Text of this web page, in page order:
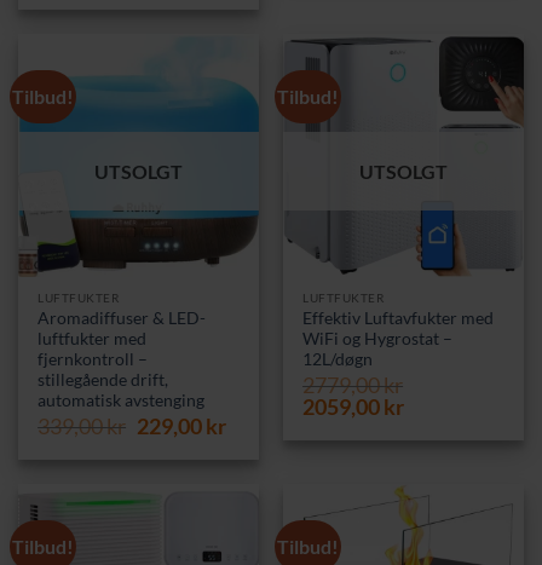
299,00 kr.
Tilbud!
UTSOLGT
LUFTFUKTER
Aromadiffuser & LED-
luftfukter med
fjernkontroll –
stillegående drift,
automatisk avstenging
339,00kr Opprinnelig
229,00krNåværende
Tilbud!
UTSOLGT
LUFTFUKTER
Effektiv Luftavfukter med
WiFi og Hygrostat –
12L/døgn
2779,00kr
Opprinnelig
2059,00krNåværende
Tilbud! Tilbud!